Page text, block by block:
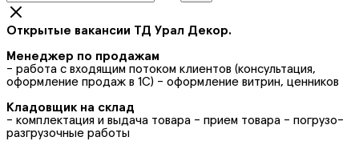
Открытые вакансии ТД Урал Декор.
Менеджер по продажам
- работа с входящим потоком клиентов (консультация,
оформление продаж в 1С) - оформление витрин, ценников
Кладовщик на склад
- комплектация и выдача товара - прием товара - погрузо-
разгрузочные работы